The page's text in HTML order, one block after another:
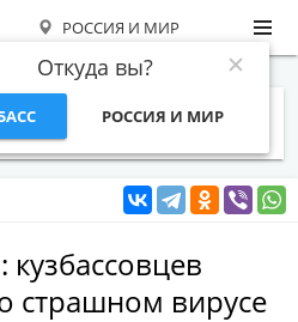
РОССИЯ И МИР
Откуда вы?
РОССИЯ И МИР
ТЕМЫ ФОТО
страшном вирусе